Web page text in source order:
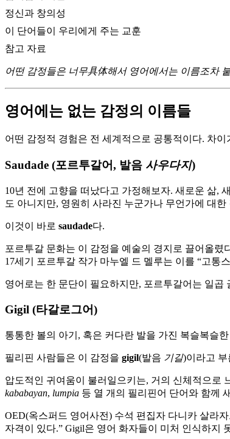
정신과 창의성
이 단어들이 우리에게 주는 교훈
참고 자료
어떤 감정들은 너무具体해서 영어에서는 이름조차
영어에는 없는 감정의 이름들
어떤 감정적 경험은 전 세계적으로 공통적이다. 차
Saudade (포르투갈어, 발음 사우다지)
10년 전에 고향을 떠났다고 가정해보자. 새로운 삶,
도 아니지만, 영원히 사라진 누군가나 무언가에 대한
이것이 바로 saudade다.
포르투갈 문화는 이 감정을 예술의 경지로 끌어올렸
17세기 포르투갈 작가 마누엘 드 멜루는 이를 “고통
영어로는 한 문단이 필요하지만, 포르투갈어는 일곱
Gigil (타갈로그어)
통통한 볼의 아기, 혹은 커다란 발을 가진 복슬복슬
필리핀 사람들은 이 감정을 gigil(발음 기길)이라고 부
압도적인 귀여움이 불러일으키는, 거의 신체적으로
kababayan, lumpia 등 열 개의 필리핀어 단어와 함께
OED(옥스퍼드 영어사전) 수석 편집자 다니카 살라
자격이 있다.” Gigil은 영어 화자들이 미처 인식하지